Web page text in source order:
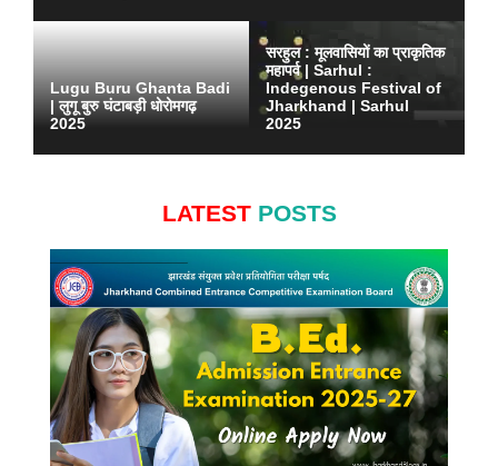
Lugu Buru Ghanta Badi
| लुगू बुरु घंटाबड़ी धोरोमगढ़
2025
सरहुल : मूलवासियों का प्राकृतिक
महापर्व | Sarhul :
Indegenous Festival of
Jharkhand | Sarhul
2025
LATEST POSTS